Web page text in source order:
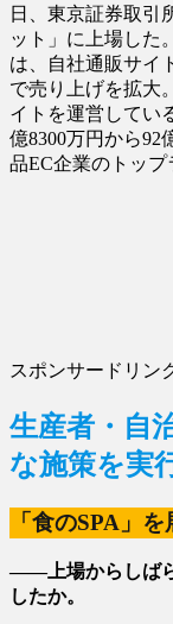
日、東京証券取引
ット」に上場した
は、自社通販サイ
で売り上げを拡大
イトを運営してい
億8300万円から92
品EC企業のトップ
スポンサードリン
生産者・自
な施策を実
「食のSPA」を
――上場からしば
したか。